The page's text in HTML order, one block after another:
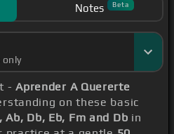
Notes Beta
only
-Aprender A Quererte
on these basic
Ab, Db, Eb, Fm and Db in